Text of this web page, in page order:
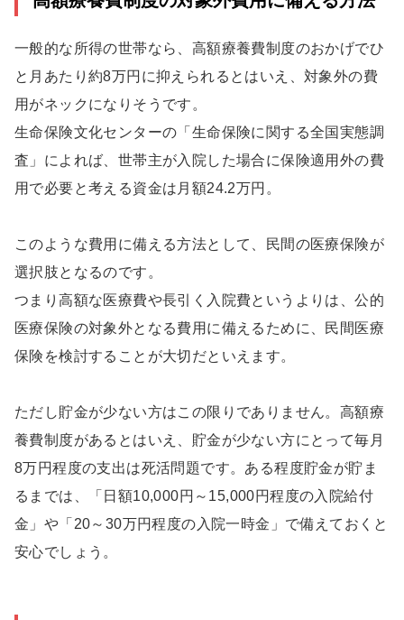
一般的な所得の世帯なら、高額療養費制度のおかげでひ
と月あたり約8万円に抑えられるとはいえ、対象外の費
用がネックになりそうです。
生命保険文化センターの「生命保険に関する全国実態調
査」によれば、世帯主が入院した場合に保険適用外の費
用で必要と考える資金は月額24.2万円。
このような費用に備える方法として、民間の医療保険が
選択肢となるのです。
つまり高額な医療費や長引く入院費というよりは、公的
医療保険の対象外となる費用に備えるために、民間医療
保険を検討することが大切だといえます。
ただし貯金が少ない方はこの限りでありません。高額療
養費制度があるとはいえ、貯金が少ない方にとって毎月
8万円程度の支出は死活問題です。ある程度貯金が貯ま
るまでは、「日額10,000円～15,000円程度の入院給付
金」や「20～30万円程度の入院一時金」で備えておくと
安心でしょう。